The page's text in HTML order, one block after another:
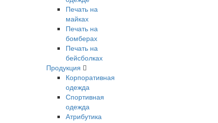
Печать на
майках
Печать на
бомберах
Печать на
бейсболках
Продукция
Корпоративная
одежда
Спортивная
одежда
Атрибутика